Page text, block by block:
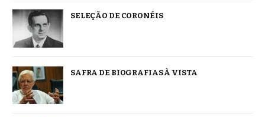
SELEÇÃO DE CORONÉIS
SAFRA DE BIOGRAFIAS À VISTA